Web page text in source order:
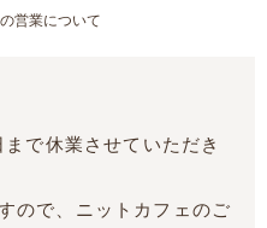
営業について
で休業させていただき
ので、ニットカフェのご